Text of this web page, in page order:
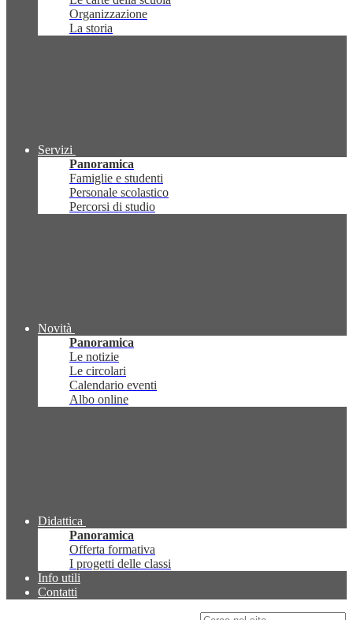
Organizzazione
La storia
Servizi
Panoramica
Famiglie e studenti
Personale scolastico
Percorsi di studio
Novità
Panoramica
Le notizie
Le circolari
Calendario eventi
Albo online
Didattica
Panoramica
Offerta formativa
I progetti delle classi
Info utili
Contatti